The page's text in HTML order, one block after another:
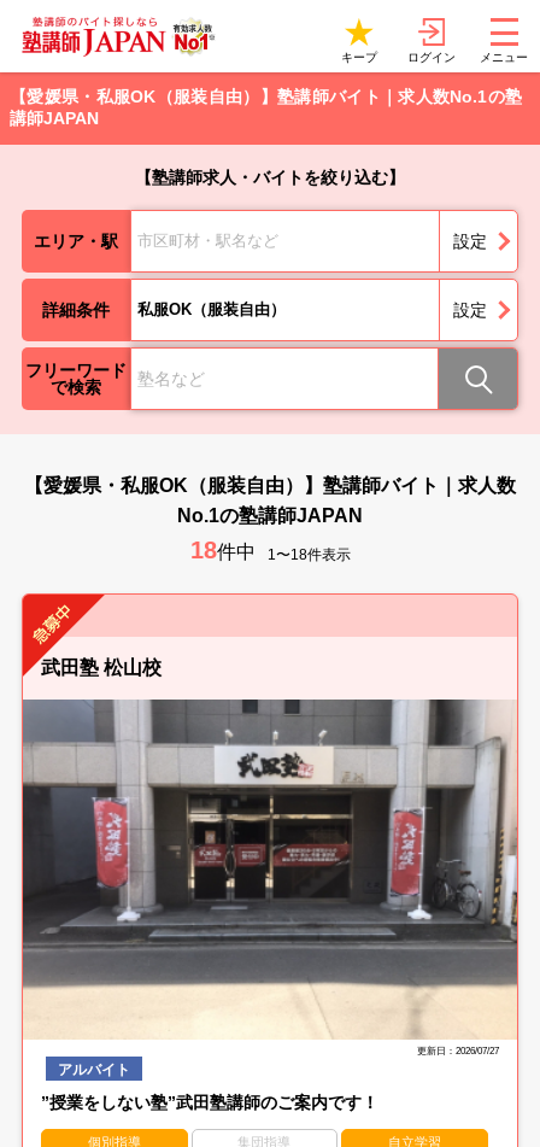
キープ ログイン メニュー
【愛媛県・私服OK（服装自由）】塾講師バイト｜求人数No.1の塾
講師JAPAN
【塾講師求人・バイトを絞り込む】
エリア・駅 市区町材・駅名など 設定
詳細条件 私服OK（服装自由） 設定
フリーワード
で検索
【愛媛県・私服OK（服装自由）】塾講師バイト｜求人数
No.1の塾講師JAPAN
18件中 1〜18件表示
武田塾 松山校
更新日：2026/07/27
アルバイト
”授業をしない塾”武田塾講師のご案内です！
個別指導 集団指導 自立学習